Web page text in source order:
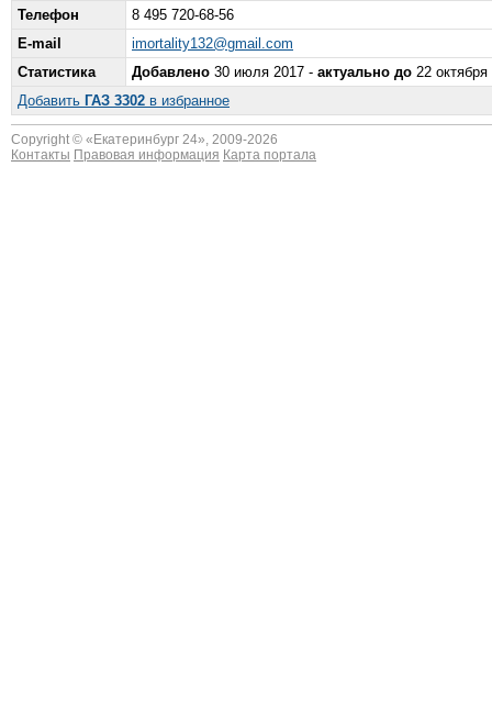
Телефон
8 495 720-68-56
E-mail
imortality132@gmail.com
Статистика
Добавлено 30 июля 2017 - актуально до 22
Добавить ГАЗ 3302 в избранное
Copyright © « Екатеринбург 24», 2009-2026
Контакты Правовая информация Карта портала